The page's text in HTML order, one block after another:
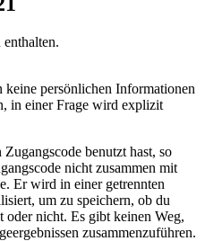
persönlichen Informationen
in einer Frage wird explizit
benutzt hast, so
nicht zusammen mit
Er wird in einer getrennten
um zu speichern, ob du
oder nicht. Es gibt keinen Weg,
zusammenzuführen.